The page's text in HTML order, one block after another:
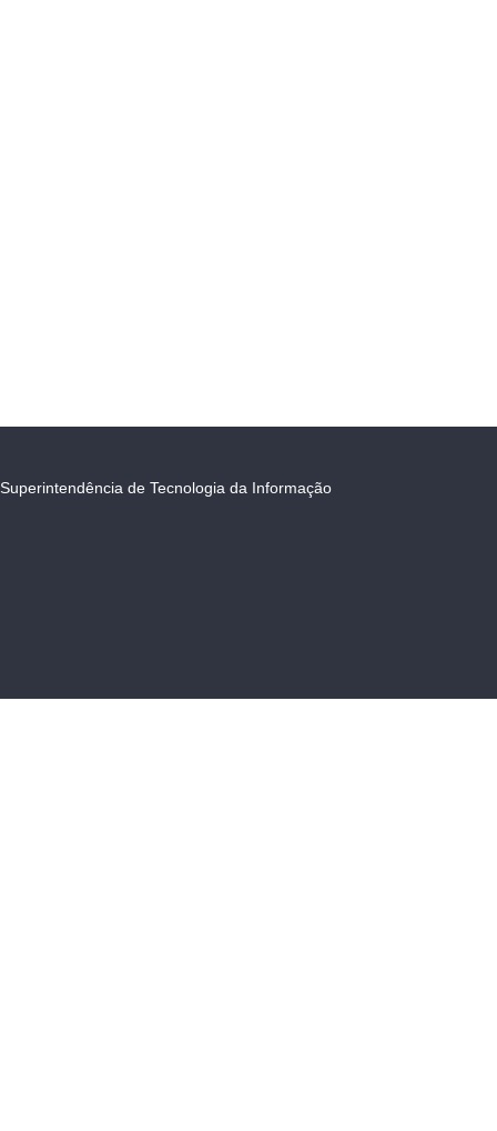
Superintendência de Tecnologia da Informação